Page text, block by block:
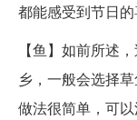
都能感受到节日的
【鱼】如前所述
乡，一般会选择
做法很简单，可